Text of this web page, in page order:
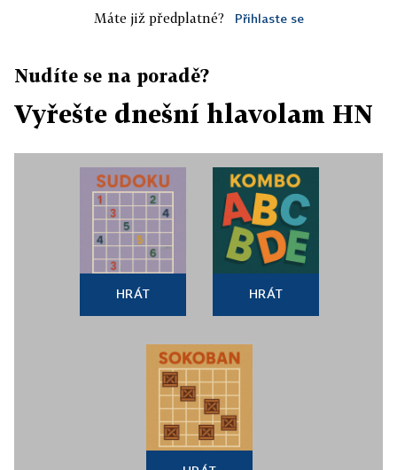
Máte již předplatné? Přihlaste se
Nudíte se na poradě?
Vyřešte dnešní hlavolam HN
HRÁT HRÁT